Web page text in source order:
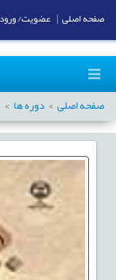
صفحه اصلی دوره ها
صفحه اصلی عضویت/ ورود